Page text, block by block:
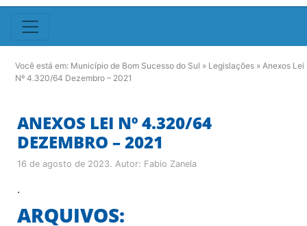
Você está em: Município de Bom Sucesso do Sul » Legislações » Anexos Lei
Nº 4.320/64 Dezembro – 2021
ANEXOS LEI Nº 4.320/64
DEZEMBRO – 2021
16 de agosto de 2023. Autor: Fabio Zanela
.
ARQUIVOS: